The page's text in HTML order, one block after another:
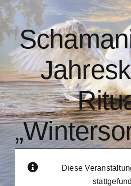
Zum
Inhalt
springen
Diese